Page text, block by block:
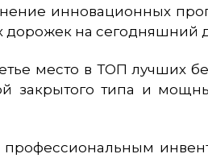
инновационных
дорожек на сегодняшний
место в ТОП
закрытого типа и